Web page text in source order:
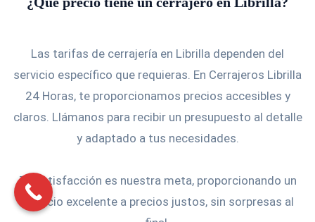
Las tarifas de cerrajería en Librilla dependen del
servicio específico que requieras. En Cerrajeros Librilla
24 Horas, te proporcionamos precios accesibles y
claros. Llámanos para recibir un presupuesto al detalle
y adaptado a tus necesidades.
Tu satisfacción es nuestra meta, proporcionando un
servicio excelente a precios justos, sin sorpresas al